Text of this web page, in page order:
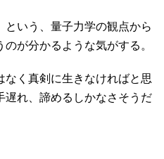
という、量子力学の観点から
が分かるような気がする。
なく真剣に生きなければと思
遅れ、諦めるしかなさそうだ